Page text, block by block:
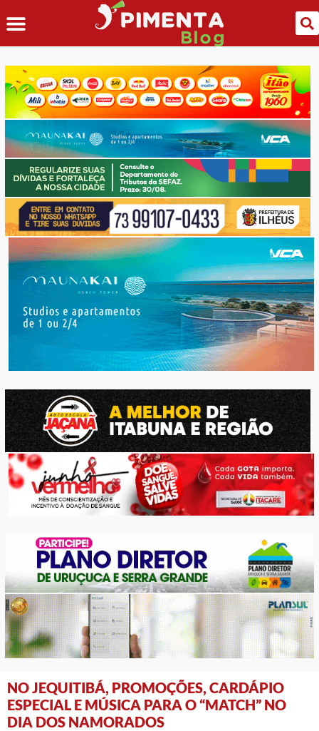
NO JEQUITIBÁ, PROMOÇÕES, CARDÁPIO
ESPECIAL E MÚSICA PARA O “MATCH” NO
DIA DOS NAMORADOS